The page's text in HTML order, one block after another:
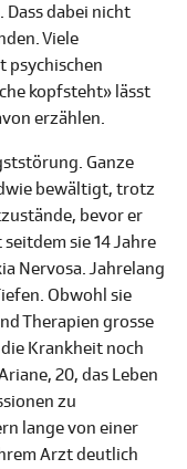
Dass dabei nicht
Viele
psychischen
kopfsteht» lässt
erzählen.
Ganze
bewältigt, trotz
bevor er
sie 14 Jahre
Nervosa. Jahrelang
Obwohl sie
Therapien grosse
Krankheit noch
20, das Leben
zu
lange von einer
Arzt deutlich